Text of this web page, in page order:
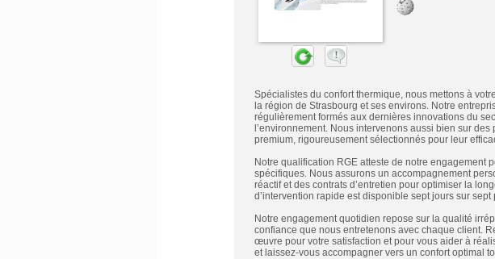
Spécialistes du confort thermique, nous mettons à
la région de Strasbourg et ses environs. Notre
régulièrement formés aux dernières innovations du
l’environnement. Nous intervenons aussi bien sur
premium, rigoureusement sélectionnés pour leur
Notre qualification RGE atteste de notre engagement
spécifiques. Nous assurons un accompagnement
réactif et des contrats d’entretien pour optimiser la
d’intervention rapide est disponible sept jours sur
Notre engagement quotidien repose sur la qualité
confiance que nous entretenons avec chaque client.
œuvre pour votre satisfaction et pour vous aider à
et laissez-vous accompagner vers un confort optimal